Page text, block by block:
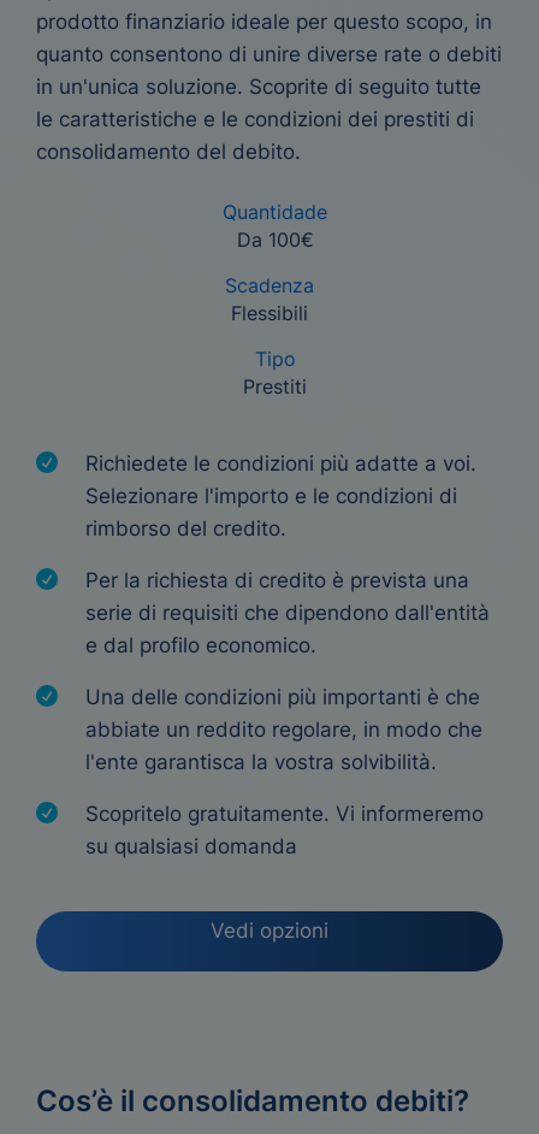
prodotto finanziario ideale per questo scopo, in
quanto consentono di unire diverse rate o debiti
in un'unica soluzione. Scoprite di seguito tutte
le caratteristiche e le condizioni dei prestiti di
consolidamento del debito.
Quantidade
Da 100€
Scadenza
Flessibili
Tipo
Prestiti
Richiedete le condizioni più adatte a voi.
Selezionare l'importo e le condizioni di
rimborso del credito.
Per la richiesta di credito è prevista una
serie di requisiti che dipendono dall'entità
e dal profilo economico.
Una delle condizioni più importanti è che
abbiate un reddito regolare, in modo che
l'ente garantisca la vostra solvibilità.
Scopritelo gratuitamente. Vi informeremo
su qualsiasi domanda
Vedi opzioni
Cos’è il consolidamento debiti?